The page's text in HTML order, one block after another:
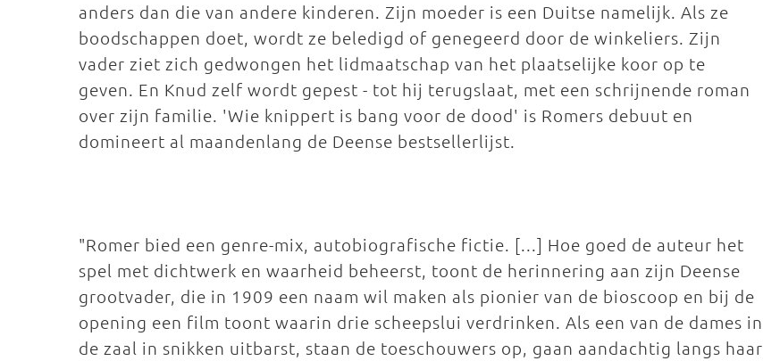
anders dan die van andere kinderen. Zijn moeder is een Duitse namelijk. Als ze
boodschappen doet, wordt ze beledigd of genegeerd door de winkeliers. Zijn
vader ziet zich gedwongen het lidmaatschap van het plaatselijke koor op te
geven. En Knud zelf wordt gepest - tot hij terugslaat, met een schrijnende roman
over zijn familie. 'Wie knippert is bang voor de dood' is Romers debuut en
domineert al maandenlang de Deense bestsellerlijst.
"Romer bied een genre-mix, autobiografische fictie. [...] Hoe goed de auteur het
spel met dichtwerk en waarheid beheerst, toont de herinnering aan zijn Deense
grootvader, die in 1909 een naam wil maken als pionier van de bioscoop en bij de
opening een film toont waarin drie scheepslui verdrinken. Als een van de dames in
de zaal in snikken uitbarst, staan de toeschouwers op, gaan aandachtig langs haar